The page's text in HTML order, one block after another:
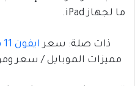
ما لجهاز iPad.
ذات صلة: سعر ايفون 11 في مصر
مميزات الموبايل / سعر